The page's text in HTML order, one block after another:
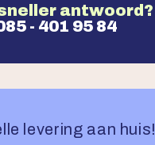
antwoord?
- 401 95 84
levering aan huis!